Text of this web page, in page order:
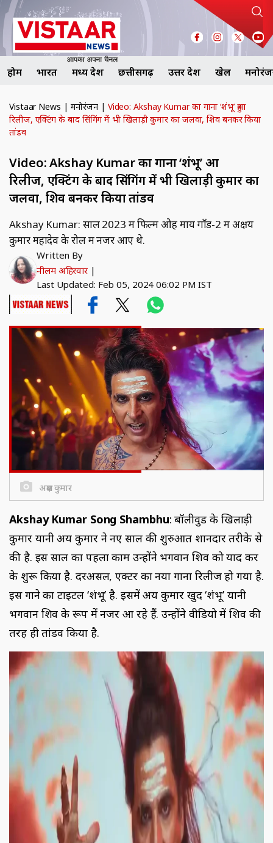
होम भारत मध्य प्रदेश छत्तीसगढ़ उत्तर प्रदेश खेल
Vistaar News | मनोरंजन | Video: Akshay Kumar का गाना ‘शंभू’ हुआ
रिलीज, एक्टिंग के बाद सिंगिंग में भी खिलाड़ी कुमार का जलवा, शिव बनकर किया
तांडव
Video: Akshay Kumar का गाना ‘शंभू’ हुआ
रिलीज, एक्टिंग के बाद सिंगिंग में भी खिलाड़ी कुमार का
जलवा, शिव बनकर किया तांडव
Akshay Kumar: साल 2023 में फिल्म ओह माय गॉड-2 में अक्षय
कुमार महादेव के रोल में नजर आए थे.
Written By
नीलम अहिरवार |
Last Updated: Feb 05, 2024 06:02 PM IST
अक्षय कुमार
Akshay Kumar Song Shambhu: बॉलीवुड के खिलाड़ी
कुमार यानी अक्षय कुमार ने नए साल की शुरुआत शानदार तरीके से
की है. इस साल का पहला काम उन्होंने भगवान शिव को याद कर
के शुरू किया है. दरअसल, एक्टर का नया गाना रिलीज हो गया है.
इस गाने का टाइटल ‘शंभू’ है. इसमें अक्षय कुमार खुद ‘शंभू’ यानी
भगवान शिव के रूप में नजर आ रहे हैं. उन्होंने वीडियो में शिव की
तरह ही तांडव किया है.